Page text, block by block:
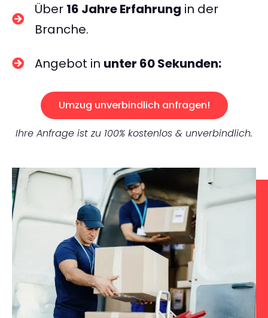
Über 16 Jahre Erfahrung in der
Branche.
Angebot in unter 60 Sekunden:
Umzug unverbindlich anfragen!
Ihre Anfrage ist zu 100% kostenlos & unverbindlich.